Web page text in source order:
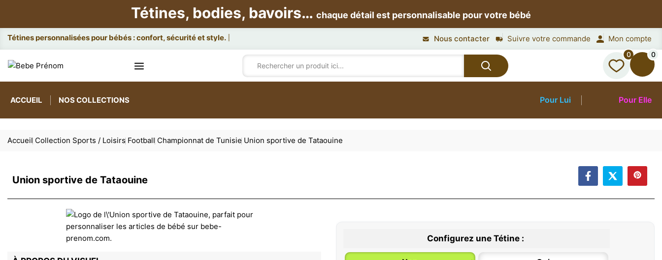
Tétines, bodies, bavoirs… chaque détail est personnalisable pour votre bébé
Attach Nous contacter Suivre votre commande Mon compte
0 0
ACCUEIL NOS COLLECTIONS Pour Lui Pour Elle
Accueil Collection Sports / Loisirs Football Championnat de Tunisie Union sportive de Tataouine
Union sportive de Tataouine
Configurez une Tétine :